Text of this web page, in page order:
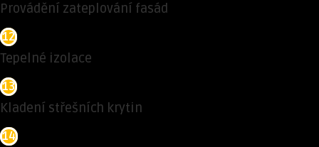
Provádění zateplování fasád
12
Tepelné izolace
13
Kladení střešních krytin
14